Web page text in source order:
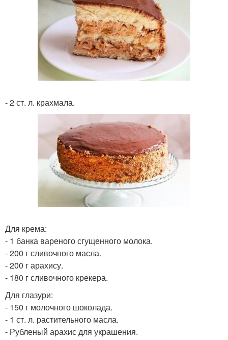
- 2 ст. л. крахмала.
Для крема:
- 1 банка вареного сгущенного молока.
- 200 г сливочного масла.
- 200 г арахису.
- 180 г сливочного крекера.
Для глазури:
- 150 г молочного шоколада.
- 1 ст. л. растительного масла.
- Рубленый арахис для украшения.